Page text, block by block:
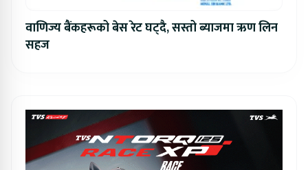
वाणिज्य बैंकहरूको बेस रेट घट्दै, सस्तो ब्याजमा ऋण लिन
सहज